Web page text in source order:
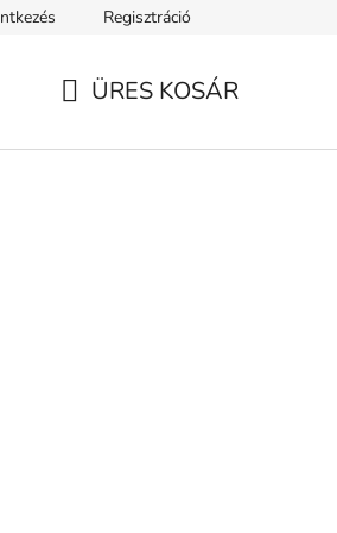
és érdekességekRegisztráció
ÜRES KOSÁR